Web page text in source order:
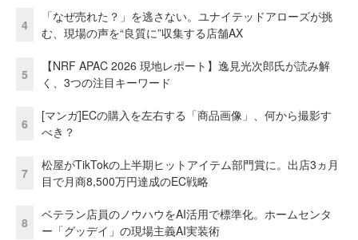
4
「なぜ売れた？」を逃さない。ユナイテッドアローズが挑
む、現場の声を“良質に”収集する店舗AX
5
【NRF APAC 2026 現地レポート】逸見光次郎氏が読み解
く、3つの注目キーワード
6
[マンガ]ECの購入を左右する「商品画像」、何から撮影す
べき？
7
松屋がTikTokの上半期ヒットアイテム部門賞に。出店3ヵ月
目で月商8,500万円達成のEC戦略
8
ベテラン店員のノウハウをAI活用で標準化。ホームセンタ
ー「グッデイ」の現場主義AI実装術